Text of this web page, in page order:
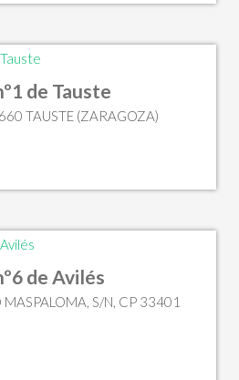
de Tauste
TAUSTE (ZARAGOZA)
de Avilés
S/N, CP 33401